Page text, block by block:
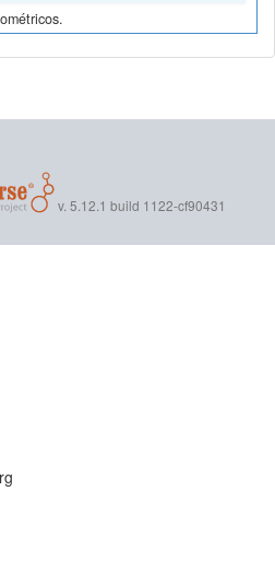
v. 5.12.1 build 1122-cf90431